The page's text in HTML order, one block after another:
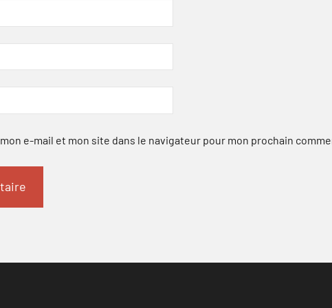
e-mail et mon site dans le navigateur pour mon prochain